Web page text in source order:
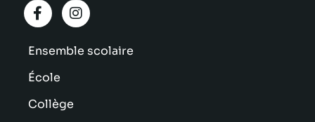
Ensemble scolaire
École
Collège